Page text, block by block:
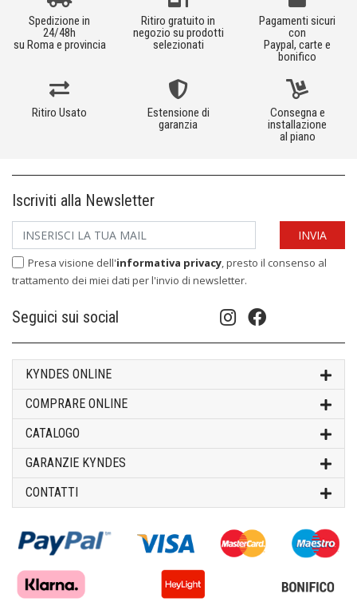
Spedizione in
24/48h
su Roma e provincia
Ritiro gratuito in
negozio su prodotti
selezionati
Pagamenti sicuri
con
Paypal, carte e
bonifico
Ritiro Usato
Estensione di
garanzia
Consegna e
installazione
al piano
Iscriviti alla Newsletter
Presa visione dell'informativa privacy, presto il consenso al
trattamento dei miei dati per l'invio di newsletter.
Seguici sui social
KYNDES ONLINE
COMPRARE ONLINE
CATALOGO
GARANZIE KYNDES
CONTATTI